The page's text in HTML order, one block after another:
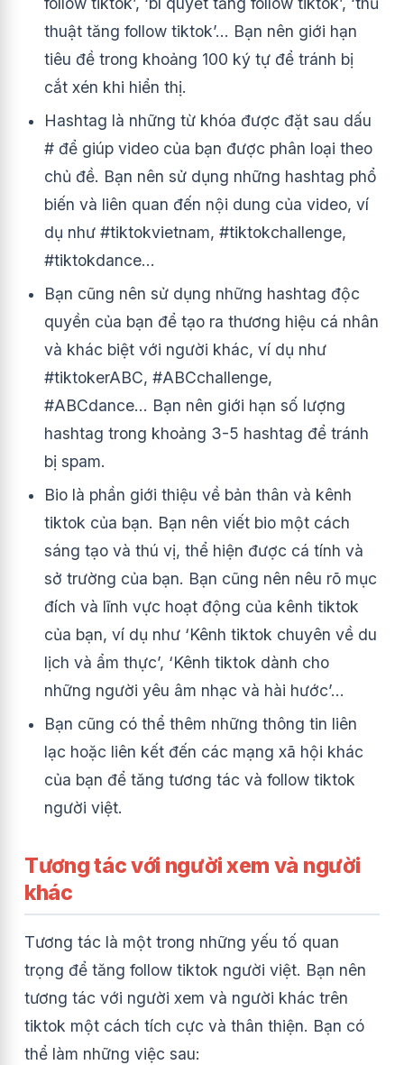
thuật tăng follow tiktok’… Bạn nên giới hạn
tiêu đề trong khoảng 100 ký tự để tránh bị
cắt xén khi hiển thị.
Hashtag là những từ khóa được đặt sau dấu
# để giúp video của bạn được phân loại theo
chủ đề. Bạn nên sử dụng những hashtag phổ
biến và liên quan đến nội dung của video, ví
dụ như #tiktokvietnam, #tiktokchallenge,
#tiktokdance…
Bạn cũng nên sử dụng những hashtag độc
quyền của bạn để tạo ra thương hiệu cá nhân
và khác biệt với người khác, ví dụ như
#tiktokerABC, #ABCchallenge,
#ABCdance… Bạn nên giới hạn số lượng
hashtag trong khoảng 3-5 hashtag để tránh
bị spam.
Bio là phần giới thiệu về bản thân và kênh
tiktok của bạn. Bạn nên viết bio một cách
sáng tạo và thú vị, thể hiện được cá tính và
sở trường của bạn. Bạn cũng nên nêu rõ mục
đích và lĩnh vực hoạt động của kênh tiktok
của bạn, ví dụ như ‘Kênh tiktok chuyên về du
lịch và ẩm thực’, ‘Kênh tiktok dành cho
những người yêu âm nhạc và hài hước’…
Bạn cũng có thể thêm những thông tin liên
lạc hoặc liên kết đến các mạng xã hội khác
của bạn để tăng tương tác và follow tiktok
người việt.
Tương tác với người xem và người
khác
Tương tác là một trong những yếu tố quan
trọng để tăng follow tiktok người việt. Bạn nên
tương tác với người xem và người khác trên
tiktok một cách tích cực và thân thiện. Bạn có
thể làm những việc sau: